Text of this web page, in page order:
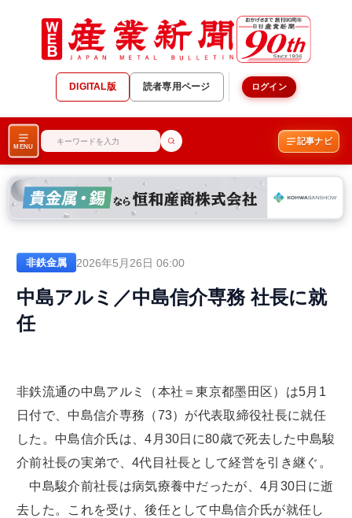
DIGITAL版 読者専用ページ ログイン
MENU
記事ナビ
非鉄金属 2026年5月26日 06:00
中島アルミ／中島信介専務 社長に就
任
非鉄流通の中島アルミ（本社＝東京都墨田区）は5月1
日付で、中島信介専務（73）が代表取締役社長に就任
した。中島信介氏は、4月30日に80歳で死去した中島駿
介前社長の実弟で、4代目社長として経営を引き継ぐ。
中島駿介前社長は病気療養中だったが、4月30日に逝
去した。これを受け、後任として中島信介氏が就任し